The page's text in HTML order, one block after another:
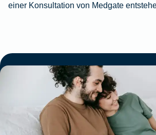
einer Konsultation von Medgate